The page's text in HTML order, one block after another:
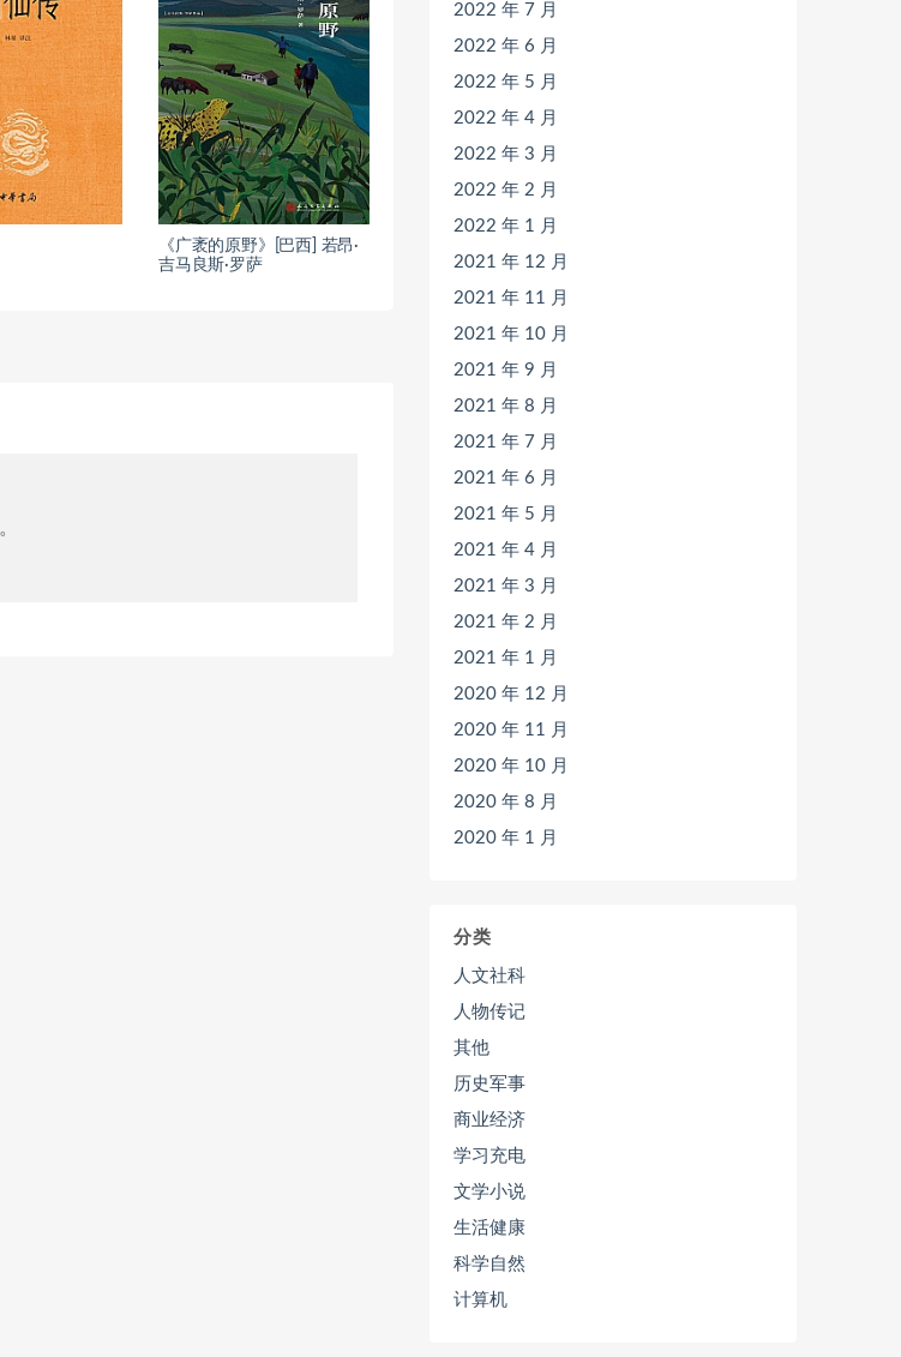
《广袤的原野》[巴西] 若昂·
吉马良斯·罗萨
。
2022 年 7 月
2022 年 6 月
2022 年 5 月
2022 年 4 月
2022 年 3 月
2022 年 2 月
2022 年 1 月
2021 年 12 月
2021 年 11 月
2021 年 10 月
2021 年 9 月
2021 年 8 月
2021 年 7 月
2021 年 6 月
2021 年 5 月
2021 年 4 月
2021 年 3 月
2021 年 2 月
2021 年 1 月
2020 年 12 月
2020 年 11 月
2020 年 10 月
2020 年 8 月
2020 年 1 月
分类
人文社科
人物传记
其他
历史军事
商业经济
学习充电
文学小说
生活健康
科学自然
计算机